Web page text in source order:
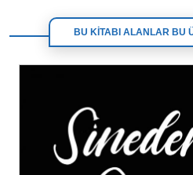
BU KİTABI ALANLAR BU